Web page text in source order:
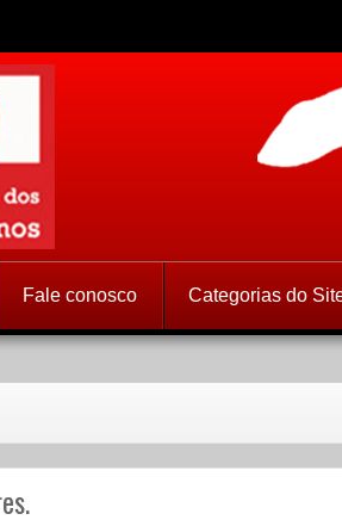
Direitos
Fale conosco Categorias do